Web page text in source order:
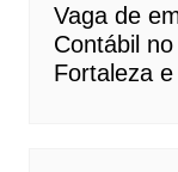
Vaga de
Contábil
Fortaleza